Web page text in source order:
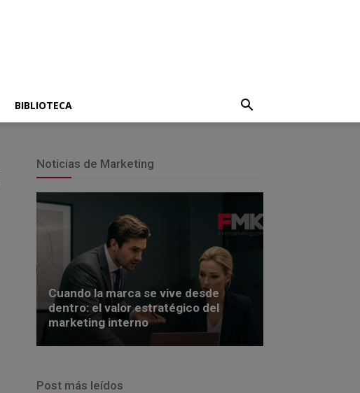
BIBLIOTECA
Noticias de Marketing
Cuando la marca se vive desde
dentro: el valor estratégico del
marketing interno
Post más leídos